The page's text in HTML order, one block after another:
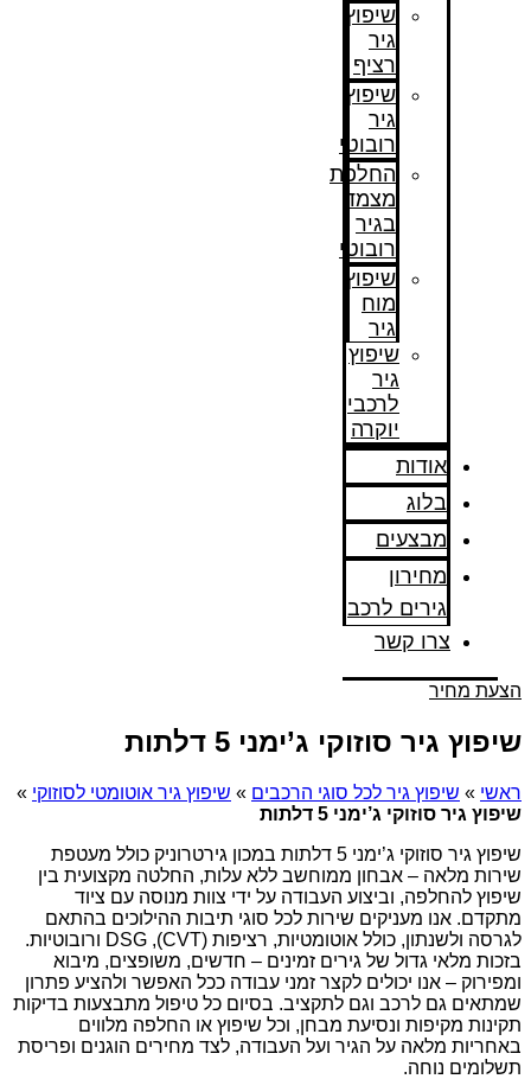
שיפוץ
גיר
רציף
שיפוץ
גיר
רובוטי
החלפת
מצמד
בגיר
רובוטי
שיפוץ
מוח
גיר
שיפוץ
גיר
לרכבי
יוקרה
אודות
בלוג
מבצעים
מחירון
גירים לרכב
צרו קשר
הצעת מחיר
שיפוץ גיר סוזוקי ג’ימני 5 דלתות
ראשי » שיפוץ גיר לכל סוגי הרכבים » שיפוץ גיר אוטומטי לסוזוקי »
שיפוץ גיר סוזוקי ג’ימני 5 דלתות
שיפוץ גיר סוזוקי ג’ימני 5 דלתות במכון גירטרוניק כולל מעטפת
שירות מלאה – אבחון ממוחשב ללא עלות, החלטה מקצועית בין
שיפוץ להחלפה, וביצוע העבודה על ידי צוות מנוסה עם ציוד
מתקדם. אנו מעניקים שירות לכל סוגי תיבות ההילוכים בהתאם
לגרסה ולשנתון, כולל אוטומטיות, רציפות (CVT), DSG ורובוטיות.
בזכות מלאי גדול של גירים זמינים – חדשים, משופצים, מיבוא
ומפירוק – אנו יכולים לקצר זמני עבודה ככל האפשר ולהציע פתרון
שמתאים גם לרכב וגם לתקציב. בסיום כל טיפול מתבצעות בדיקות
תקינות מקיפות ונסיעת מבחן, וכל שיפוץ או החלפה מלווים
באחריות מלאה על הגיר ועל העבודה, לצד מחירים הוגנים ופריסת
תשלומים נוחה.